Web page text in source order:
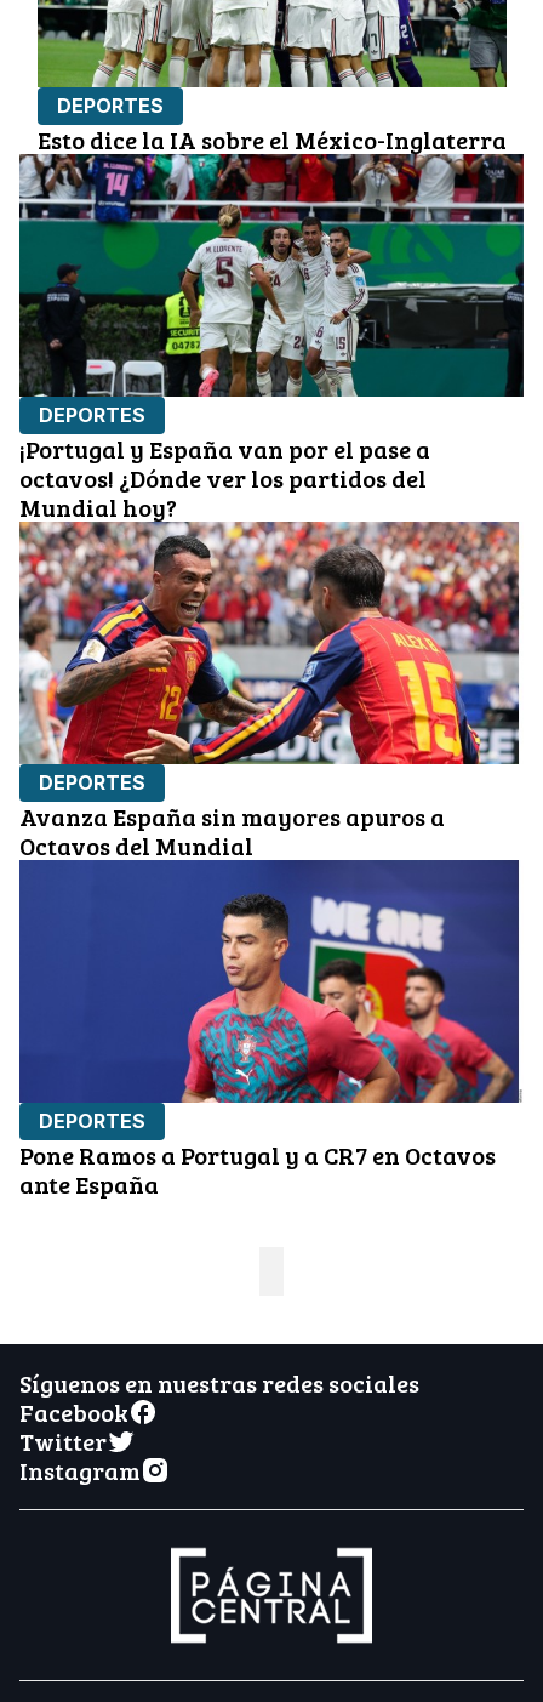
DEPORTES
Esto dice la IA sobre el México-Inglaterra
DEPORTES
¡Portugal y España van por el pase a
octavos! ¿Dónde ver los partidos del
Mundial hoy?
DEPORTES
Avanza España sin mayores apuros a
Octavos del Mundial
DEPORTES
Pone Ramos a Portugal y a CR7 en Octavos
ante España
Síguenos en nuestras redes sociales
Facebook
Twitter
Instagram